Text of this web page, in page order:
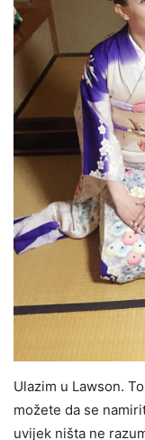
Ulazim u Lawson.
možete da se
uvijek ništa ne